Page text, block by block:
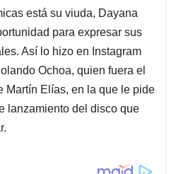
está su viuda, Dayana
para expresar sus
Así lo hizo en Instagram
Ochoa, quien fuera el
Martín Elías, en la que le pide
lanzamiento del disco que